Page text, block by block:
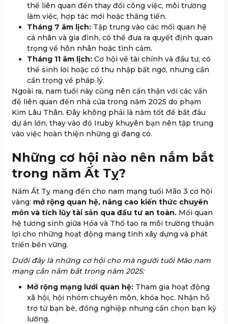
thể liên quan đến thay đổi công việc, môi trường
làm việc, hợp tác mới hoặc thăng tiến.
Tháng 7 âm lịch: Tập trung vào các mối quan hệ
cá nhân và gia đình, có thể đưa ra quyết định quan
trọng về hôn nhân hoặc tình cảm.
Tháng 11 âm lịch: Cơ hội về tài chính và đầu tư, có
thể sinh lời hoặc có thu nhập bất ngờ, nhưng cần
cẩn trọng về pháp lý.
Ngoài ra, nam tuổi này cũng nên cẩn thận với các vấn
đề liên quan đến nhà cửa trong năm 2025 do phạm
Kim Lâu Thân. Đây không phải là năm tốt để bắt đầu
dự án lớn, thay vào đó Iruby khuyên bạn nên tập trung
vào việc hoàn thiện những gì đang có.
Những cơ hội nào nên nắm bắt
trong năm Ất Tỵ?
Năm Ất Tỵ mang đến cho nam mạng tuổi Mão 3 cơ hội
vàng: mở rộng quan hệ, nâng cao kiến thức chuyên
môn và tích lũy tài sản qua đầu tư an toàn. Mối quan
hệ tương sinh giữa Hỏa và Thổ tạo ra môi trường thuận
lợi cho những hoạt động mang tính xây dựng và phát
triển bền vững.
Dưới đây là những cơ hội cho mà người tuổi Mão nam
mạng cần nắm bắt trong năm 2025:
Mở rộng mạng lưới quan hệ: Tham gia hoạt động
xã hội, hội nhóm chuyên môn, khóa học. Nhận hỗ
trợ từ bạn bè, đồng nghiệp nhưng cần chọn bạn kỹ
lưỡng.